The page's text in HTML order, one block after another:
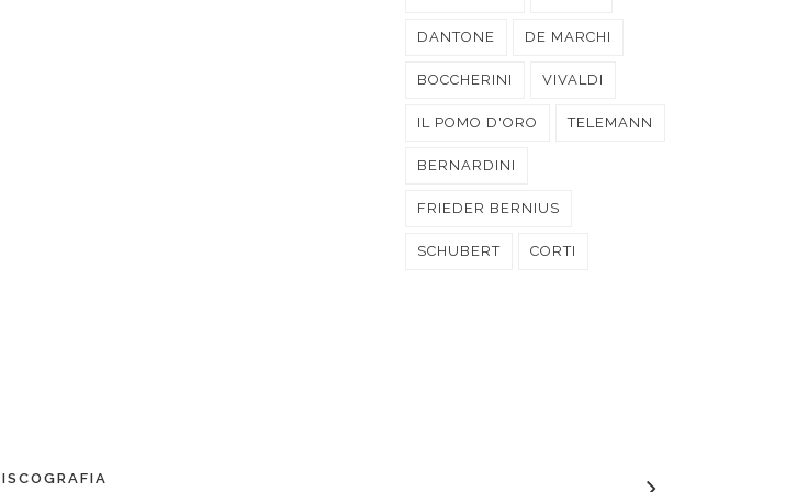
DANTONE DE MARCHI
BOCCHERINI VIVALDI
IL POMO D'ORO TELEMANN
BERNARDINI
FRIEDER BERNIUS
SCHUBERT CORTI